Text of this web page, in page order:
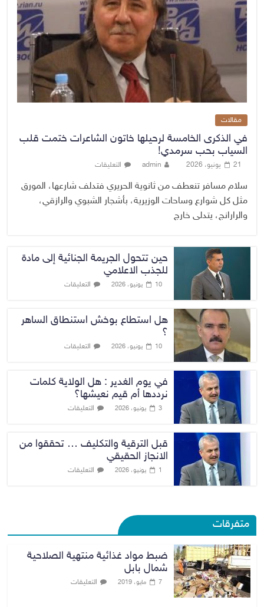
مقالات
في الذكرى الخامسة لرحيلها خاتون الشاعرات ختمت قلب
السياب بحب سرمدي!
21 يونيو، 2026 admin التعليقات
سلام مسافر تنعطف من ثانوية الحريري فتدلف شارعها، المورق
مثل كل شوارع وساحات الوزيرية، بأشجار الشبوي والرازقي،
والرارانج، يتدلى خارج
حين تتحول الجريمة الجنائية إلى مادة
للجذب الاعلامي
10 يونيو، 2026 التعليقات
هل استطاع بوخش استنطاق الساهر
؟
10 يونيو، 2026 التعليقات
في يوم الغدير : هل الولاية كلمات
نرددها أم قيم نعيشها؟
3 يونيو، 2026 التعليقات
قبل الترقية والتكليف … تحققوا من
الانجاز الحقيقي
1 يونيو، 2026 التعليقات
متفرقات
ضبط مواد غذائية منتهية الصلاحية
شمال بابل
7 مايو، 2019 التعليقات